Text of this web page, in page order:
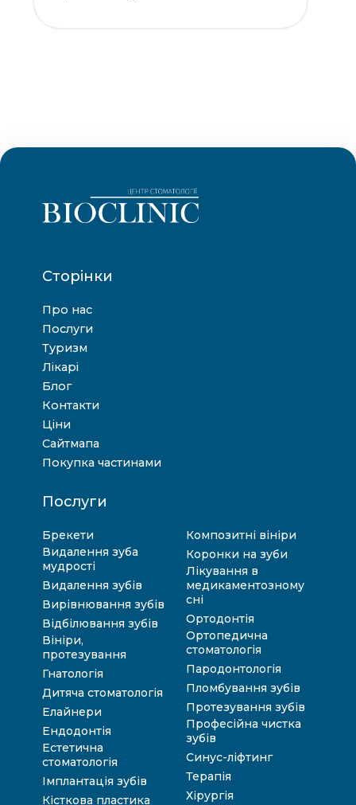
Сторінки
Про нас
Послуги
Туризм
Лікарі
Блог
Контакти
Ціни
Сайтмапа
Покупка частинами
Послуги
Брекети
Видалення зуба
мудрості
Видалення зубів
Вирівнювання зубів
Відбілювання зубів
Вініри,
протезування
Гнатологія
Дитяча стоматологія
Елайнери
Ендодонтія
Естетична
стоматологія
Імплантація зубів
Кісткова пластика
Композитні вініри
Коронки на зуби
Лікування в
медикаментозному
сні
Ортодонтія
Ортопедична
стоматологія
Пародонтологія
Пломбування зубів
Протезування зубів
Професійна чистка
зубів
Синус-ліфтинг
Терапія
Хірургія